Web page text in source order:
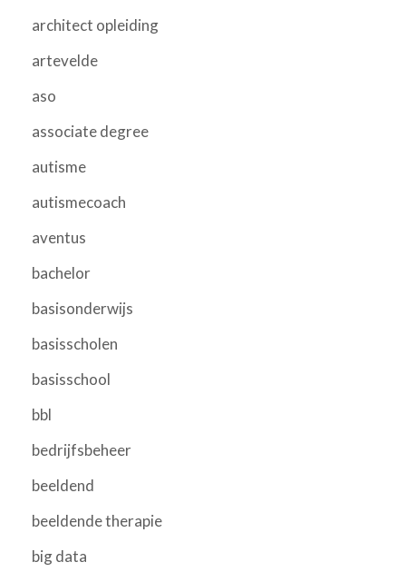
architect opleiding
artevelde
aso
associate degree
autisme
autismecoach
aventus
bachelor
basisonderwijs
basisscholen
basisschool
bbl
bedrijfsbeheer
beeldend
beeldende therapie
big data